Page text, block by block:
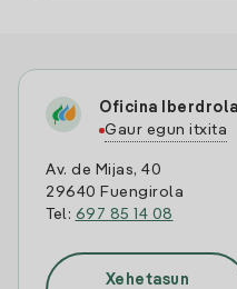
Oficina
Gaur egun itxita
Av. de Mijas, 40
29640 Fuengirola
Tel: 697 85 14 08
Xehetasun